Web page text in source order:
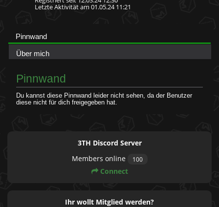
3TH Discord Server
Members online
100
Connect
Ihr wollt Mitglied werden?
Letzte Aktivität am 01.05.24 11:21
Pinnwand
Über mich
Pinnwand
Du kannst diese Pinnwand leider nicht sehen, da der Benutzer
diese nicht für dich freigegeben hat.